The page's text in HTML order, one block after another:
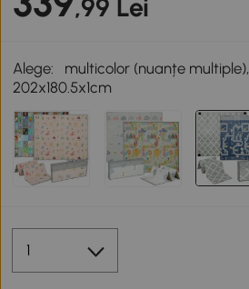
,99 Lei
Alege:
multicolor (nuanțe multiple),
202x180.5x1cm